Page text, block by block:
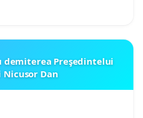
Preşedintelui
Nicusor Dan